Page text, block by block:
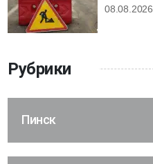
08.08.2026
Рубрики
Пинск